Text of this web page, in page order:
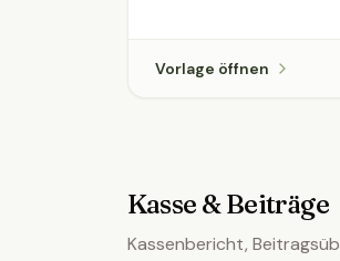
Vorlage öffnen
Kasse & Beiträge
Kassenbericht,